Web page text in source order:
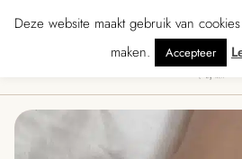
· Gratis verzending vanaf € 70 ·
Deze website maakt gebruik van
maken.
Accepteer